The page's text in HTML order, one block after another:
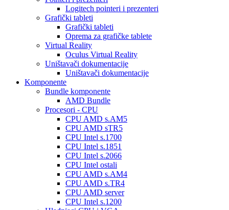
Logitech pointeri i prezenteri
Grafički tableti
Grafički tableti
Oprema za grafičke tablete
Virtual Reality
Oculus Virtual Reality
Uništavači dokumentacije
Uništavači dokumentacije
Komponente
Bundle komponente
AMD Bundle
Procesori - CPU
CPU AMD s.AM5
CPU AMD sTR5
CPU Intel s.1700
CPU Intel s.1851
CPU Intel s.2066
CPU Intel ostali
CPU AMD s.AM4
CPU AMD s.TR4
CPU AMD server
CPU Intel s.1200